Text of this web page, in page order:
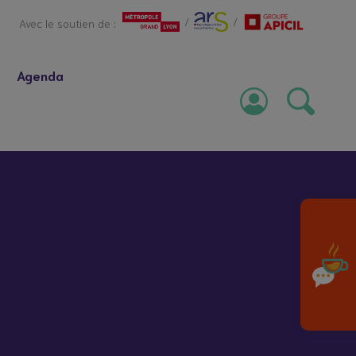
Agenda
Avec le soutien de : / /